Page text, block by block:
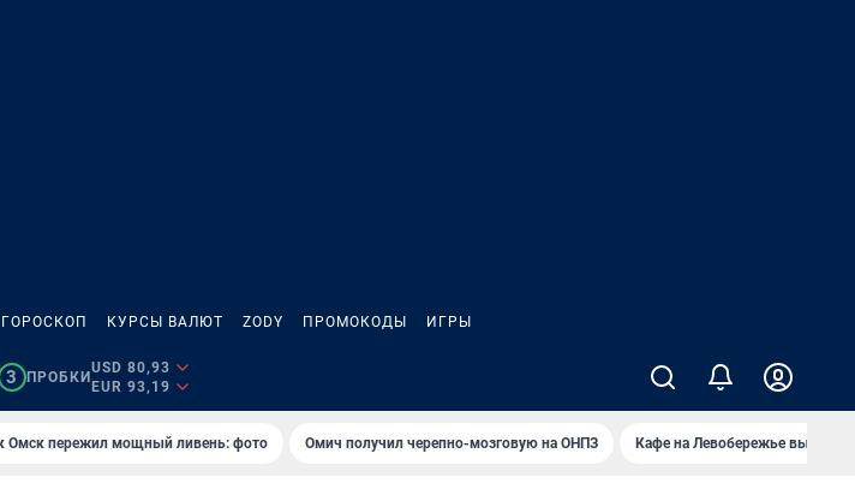
ГОРОСКОП КУРСЫ ВАЛЮТ ZODY ПРОМОКОДЫ ИГРЫ
3 ПРОБКИ
USD 80,93
EUR 93,19
Омск пережил мощный ливень: фото Омич получил черепно-мозговую на ОНПЗ Кафе на Левобережье